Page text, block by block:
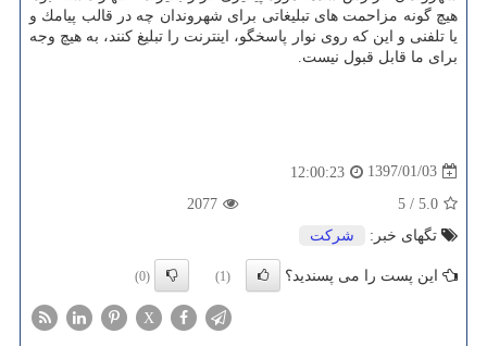
هیچ گونه مزاحمت های تبلیغاتی برای شهروندان چه در قالب پیامك و
یا تلفنی و این كه روی نوار پاسخگو، اینترنت را تبلیغ كنند، به هیچ وجه
برای ما قابل قبول نیست.
1397/01/03
12:00:23
5.0
/
5
2077
تگهای خبر:
شركت
این پست را می پسندید؟ (1)
(0)
X